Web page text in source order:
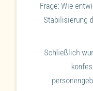
Frage: Wie
Stabilisierung
Schließlich